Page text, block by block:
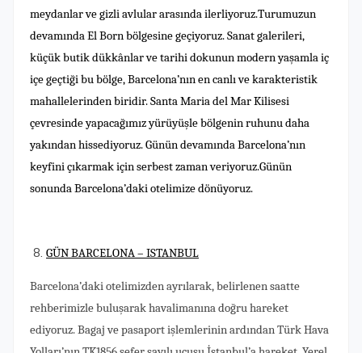
meydanlar ve gizli avlular arasında ilerliyoruz.Turumuzun
devamında El Born bölgesine geçiyoruz. Sanat galerileri,
küçük butik dükkânlar ve tarihi dokunun modern yaşamla iç
içe geçtiği bu bölge, Barcelona’nın en canlı ve karakteristik
mahallelerinden biridir. Santa Maria del Mar Kilisesi
çevresinde yapacağımız yürüyüşle bölgenin ruhunu daha
yakından hissediyoruz. Günün devamında Barcelona’nın
keyfini çıkarmak için serbest zaman veriyoruz.Günün
sonunda Barcelona’daki otelimize dönüyoruz.
GÜN BARCELONA – ISTANBUL
Barcelona’daki otelimizden ayrılarak, belirlenen saatte
rehberimizle buluşarak havalimanına doğru hareket
ediyoruz. Bagaj ve pasaport işlemlerinin ardından Türk Hava